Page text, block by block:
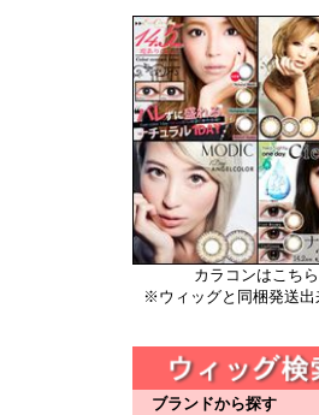
カラコンはこちら
※ウィッグと同梱発送出
ブランドから探す